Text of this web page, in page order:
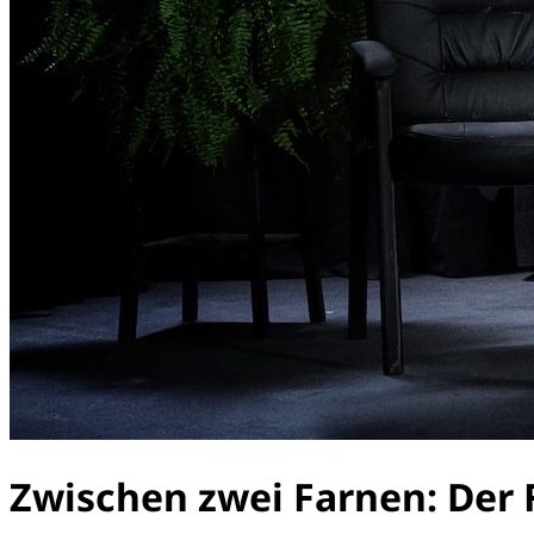
Zwischen zwei Farnen: Der